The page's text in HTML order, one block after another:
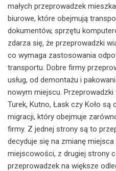
małych przeprowadzek
biurowe, które obejmują
dokumentów, sprzętu
zdarza się, że przeprowadzki
co wymaga zastosowania
transportu. Dobre firmy
usług, od demontażu i
nowym miejscu.
Turek, Kutno, Łask czy Koło
migracji, który obejmuje
firmy. Z jednej strony są to
decyduje się na zmianę
miejscowości, z drugiej strony
przeprowadzek na większe